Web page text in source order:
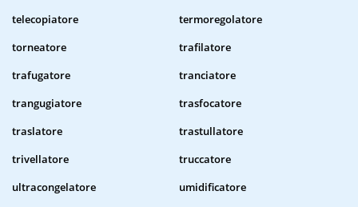
telecopiatore
termoregolatore
torneatore
trafilatore
trafugatore
tranciatore
trangugiatore
trasfocatore
traslatore
trastullatore
trivellatore
truccatore
ultracongelatore
umidificatore